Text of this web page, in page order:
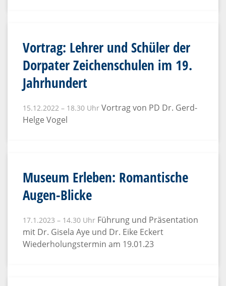
Vortrag: Lehrer und Schüler der
Dorpater Zeichenschulen im 19.
Jahrhundert
15.12.2022 – 18.30 Uhr Vortrag von PD Dr. Gerd-
Helge Vogel
Museum Erleben: Romantische
Augen-Blicke
17.1.2023 – 14.30 Uhr Führung und Präsentation
mit Dr. Gisela Aye und Dr. Eike Eckert
Wiederholungstermin am 19.01.23